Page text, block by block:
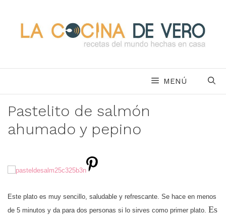
contenido
MENÚ
Pastelito de salmón
ahumado y pepino
Este plato es muy sencillo, saludable y refrescante. Se hace en menos
de 5 minutos y da para dos personas si lo sirves como primer plato. Es